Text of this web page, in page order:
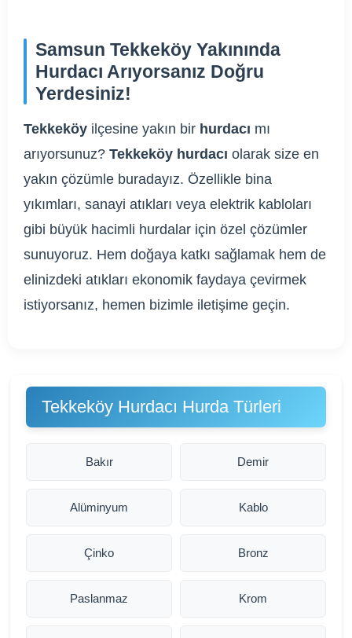
Samsun Tekkeköy Yakınında
Hurdacı Arıyorsanız Doğru
Yerdesiniz!
Tekkeköy ilçesine yakın bir hurdacı mı
arıyorsunuz? Tekkeköy hurdacı olarak size en
yakın çözümle buradayız. Özellikle bina
yıkımları, sanayi atıkları veya elektrik kabloları
gibi büyük hacimli hurdalar için özel çözümler
sunuyoruz. Hem doğaya katkı sağlamak hem de
elinizdeki atıkları ekonomik faydaya çevirmek
istiyorsanız, hemen bizimle iletişime geçin.
Tekkeköy Hurdacı Hurda Türleri
Bakır Demir
Alüminyum Kablo
Çinko Bronz
Paslanmaz Krom